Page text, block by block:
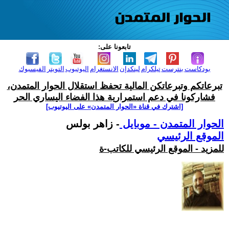
تابعونا على:
الفيسبوك التويتر اليوتيوب الانستغرام لينكدإن تيلكرامبنترست بودكاست
تبرعاتكم وتبرعاتكن المالية تحفظ استقلال الحوار المتمدن،
فشاركونا في دعم استمرارية هذا الفضاء اليساري الحر
[اشترك في قناة ‫«الحوار المتمدن» على اليوتيوب]
الحوار المتمدن - موبايل - زاهر بولس
الموقع الرئيسي
للمزيد - الموقع الرئيسي للكاتب-ة